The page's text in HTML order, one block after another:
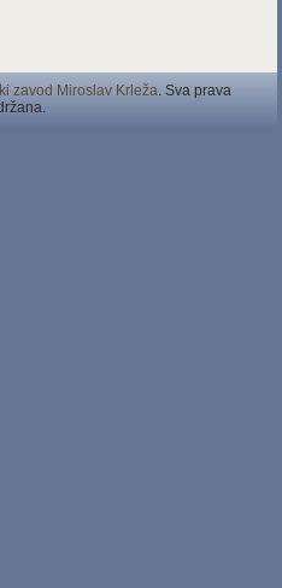
zavod Miroslav Krleža. Sva prava